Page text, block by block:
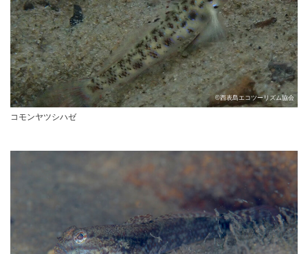
©西表島エコツーリズム協会
コモンヤツシハゼ